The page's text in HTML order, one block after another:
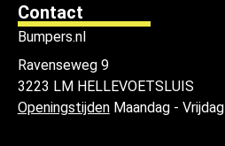
Contact
Bumpers.nl
Ravenseweg 9
3223 LM HELLEVOETSLUIS
OpeningstijdenMaandag -